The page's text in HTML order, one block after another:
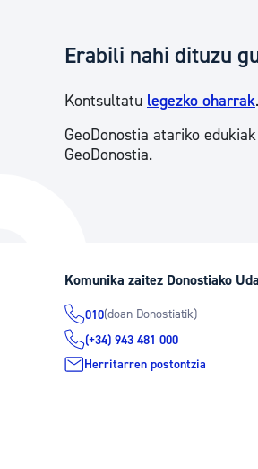
Erabili nahi dituzu
Kontsultatu legezko oharrak.
GeoDonostia atariko
GeoDonostia.
Komunika zaitez Donostiako
010(doan Donostiatik)
(+34) 943 481 000
Herritarren postontzia